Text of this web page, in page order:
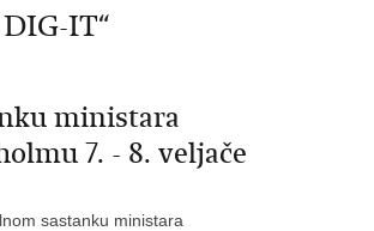
IT“
ministara
7. - 8. veljače
sastanku ministara